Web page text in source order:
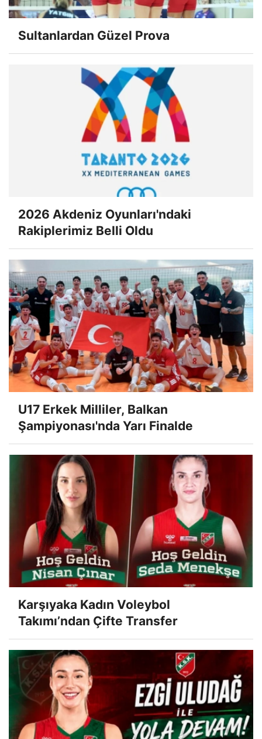
Sultanlardan Güzel Prova
2026 Akdeniz Oyunları'ndaki
Rakiplerimiz Belli Oldu
U17 Erkek Milliler, Balkan
Şampiyonası'nda Yarı Finalde
Karşıyaka Kadın Voleybol
Takımı’ndan Çifte Transfer